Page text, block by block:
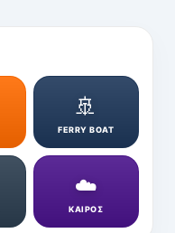
🚢
FERRY BOAT
☁️
ΚΑΙΡΟΣ